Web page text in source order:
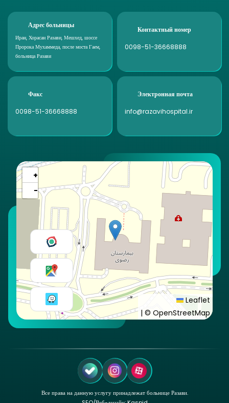
Адрес больницы
Иран, Хорасан Разави, Мешхед, шоссе
Пророка Мухаммеда, после моста Гаем,
больница Разави
Контактный номер
0098-51-36668888
Факс
0098-51-36668888
Электронная почта
info@razavihospital.ir
+
−
Leaflet
| © OpenStreetMap
Все права на данную услугу принадлежат больнице Разави.